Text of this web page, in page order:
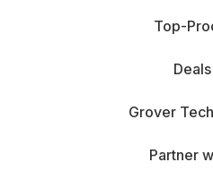
Top-
Grover
Partner